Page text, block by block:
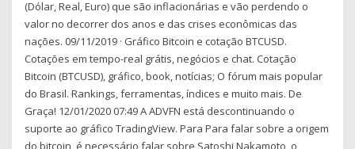
(Dólar, Real, Euro) que são inflacionárias e vão perdendo o
valor no decorrer dos anos e das crises econômicas das
nações. 09/11/2019 · Gráfico Bitcoin e cotação BTCUSD.
Cotações em tempo-real grátis, negócios e chat. Cotação
Bitcoin (BTCUSD), gráfico, book, notícias; O fórum mais popular
do Brasil. Rankings, ferramentas, índices e muito mais. De
Graça! 12/01/2020 07:49 A ADVFN está descontinuando o
suporte ao gráfico TradingView. Para Para falar sobre a origem